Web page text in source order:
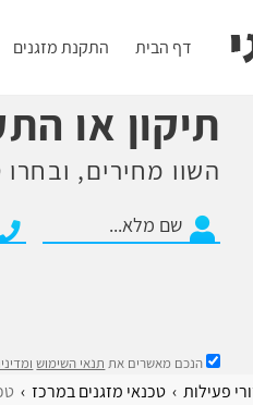
דף הבית התקנת מזגנים
תיקון או
השוו מחירים,
הנכם מאשרים את תנאי השימוש
פעילות ​טכנאי מזגנים במרכז